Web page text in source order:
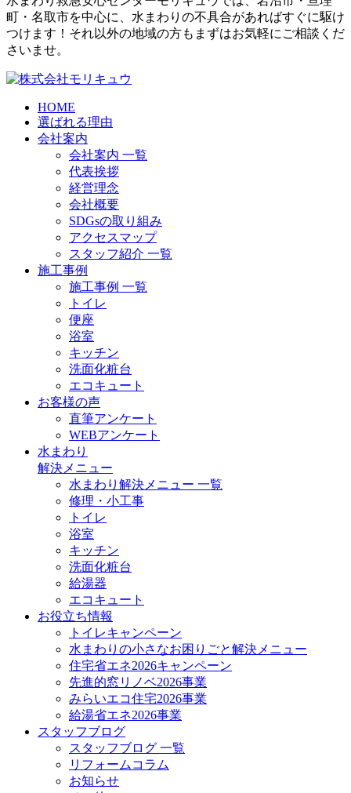
町・名取市を中心に、水まわりの不具合があればすぐに駆け
つけます！それ以外の地域の方もまずはお気軽にご相談くだ
さいませ。
HOME
選ばれる理由
会社案内
会社案内 一覧
代表挨拶
経営理念
会社概要
SDGsの取り組み
アクセスマップ
スタッフ紹介 一覧
施工事例
施工事例 一覧
トイレ
便座
浴室
キッチン
洗面化粧台
エコキュート
お客様の声
直筆アンケート
WEBアンケート
水まわり
解決メニュー
水まわり解決メニュー 一覧
修理・小工事
トイレ
浴室
キッチン
洗面化粧台
給湯器
エコキュート
お役立ち情報
トイレキャンペーン
水まわりの小さなお困りごと解決メニュー
住宅省エネ2026キャンペーン
先進的窓リノベ2026事業
みらいエコ住宅2026事業
給湯省エネ2026事業
スタッフブログ
スタッフブログ 一覧
リフォームコラム
お知らせ